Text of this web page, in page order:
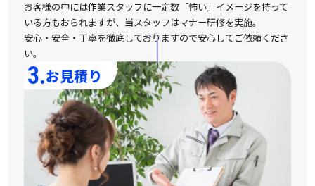
お客様の中には作業スタッフに一定数「怖い」イメージを持って
いる方もおられますが、 当スタッフはマナー研修を実施。
安心・安全・丁寧を徹底しておりますので安心してご依頼くださ
い。
3.お見積り